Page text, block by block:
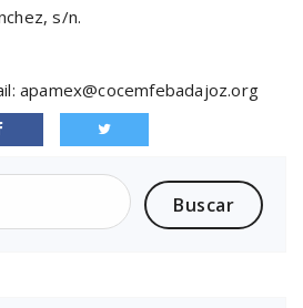
s/n.
apamex@cocemfebadajoz.org